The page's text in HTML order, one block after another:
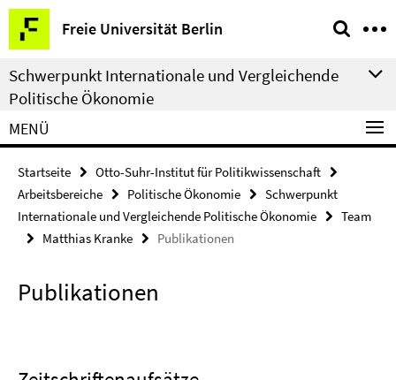
Springe
direkt
zu
Inhalt
Freie Universität Berlin
Service-
Navigation
Schwerpunkt Internationale und Vergleichende
Politische Ökonomie
MENÜ
Startseite
Otto-Suhr-Institut für Politikwissenschaft
Arbeitsbereiche
Politische Ökonomie
Schwerpunkt
Internationale und Vergleichende Politische Ökonomie
Team
Matthias Kranke
Publikationen
Publikationen